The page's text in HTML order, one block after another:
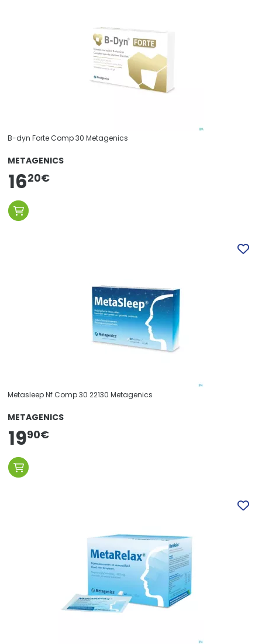
B-dyn Forte Comp 30 Metagenics
METAGENICS
1620€
Metasleep Nf Comp 30 22130 Metagenics
METAGENICS
1990€